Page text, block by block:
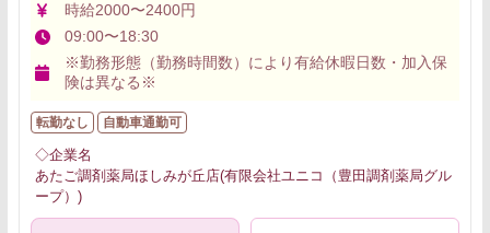
時給2000〜2400円
09:00〜18:30
※勤務形態（勤務時間数）により有給休暇日数・加入保
険は異なる※
転勤なし 自動車通勤可
◇企業名
あたご調剤薬局ほしみが丘店(有限会社ユニコ（豊田調剤薬局グル
ープ）)